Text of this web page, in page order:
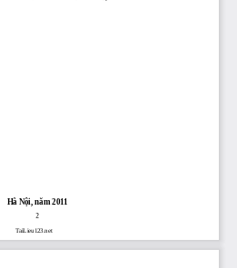
2
Hà Nội, năm 2011
TaiLieu123.net